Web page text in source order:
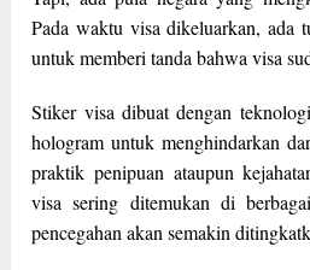
Pada waktu visa dikeluarkan, ada
untuk memberi tanda bahwa visa
Stiker visa dibuat dengan
hologram untuk menghindarkan
praktik penipuan ataupun
visa sering ditemukan di
pencegahan akan semakin